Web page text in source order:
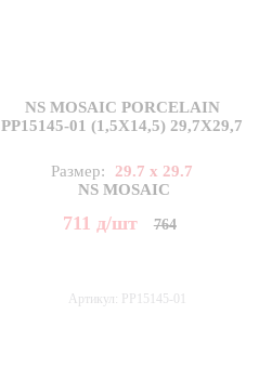
NS MOSAIC PORCELAIN
PP15145-01 (1,5X14,5) 29,7X29,7
Размер:
29.7 x 29.7
NS MOSAIC
711 д/шт 764
Артикул: PP15145-01